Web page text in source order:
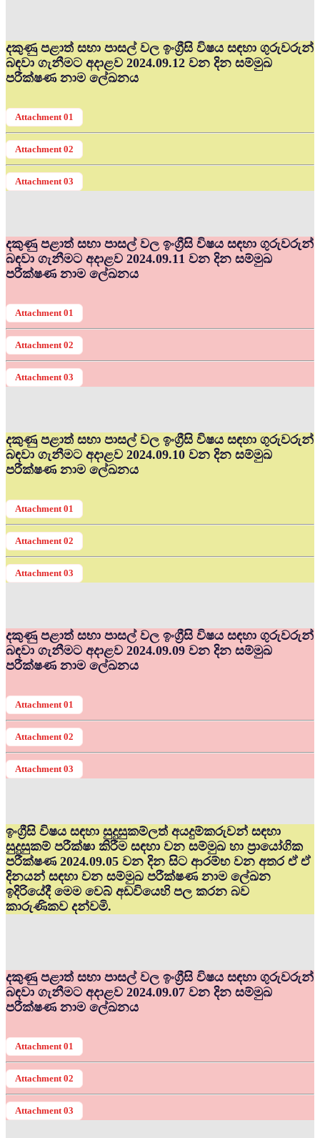
දකුණු පළාත් සභා පාසල් වල ඉංග්‍රීසි විෂය සඳහා ගුරුවරුන්
බඳවා ගැනීමට අදාළව 2024.09.12 වන දින සම්මුඛ
පරීක්ෂණ නාම ලේඛනය
Attachment 01
Attachment 02
Attachment 03
දකුණු පළාත් සභා පාසල් වල ඉංග්‍රීසි විෂය සඳහා ගුරුවරුන්
බඳවා ගැනීමට අදාළව 2024.09.11 වන දින සම්මුඛ
පරීක්ෂණ නාම ලේඛනය
Attachment 01
Attachment 02
Attachment 03
දකුණු පළාත් සභා පාසල් වල ඉංග්‍රීසි විෂය සඳහා ගුරුවරුන්
බඳවා ගැනීමට අදාළව 2024.09.10 වන දින සම්මුඛ
පරීක්ෂණ නාම ලේඛනය
Attachment 01
Attachment 02
Attachment 03
දකුණු පළාත් සභා පාසල් වල ඉංග්‍රීසි විෂය සඳහා ගුරුවරුන්
බඳවා ගැනීමට අදාළව 2024.09.09 වන දින සම්මුඛ
පරීක්ෂණ නාම ලේඛනය
Attachment 01
Attachment 02
Attachment 03
ඉංග්‍රීසි විෂය සඳහා සුදුසුකම්ලත් අයදුම්කරුවන් සඳහා
සුදුසුකම් පරීක්ෂා කිරීම සඳහා වන සම්මුඛ හා ප්‍රායෝගික
පරීක්ෂණ 2024.09.05 වන දින සිට ආරම්භ වන අතර ඒ ඒ
දිනයන් සඳහා වන සම්මුඛ පරීක්ෂණ නාම ලේඛන
ඉදිරියේදී මෙම වෙබ් අඩවියෙහි පල කරන බව
කාරුණිකව දන්වමි.
දකුණු පළාත් සභා පාසල් වල ඉංග්‍රීසි විෂය සඳහා ගුරුවරුන්
බඳවා ගැනීමට අදාළව 2024.09.07 වන දින සම්මුඛ
පරීක්ෂණ නාම ලේඛනය
Attachment 01
Attachment 02
Attachment 03